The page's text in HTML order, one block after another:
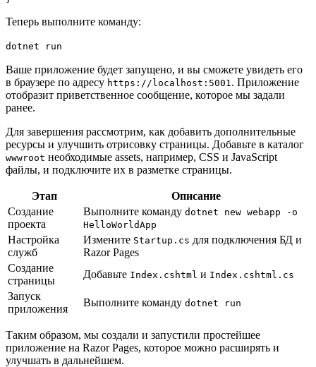
Теперь выполните команду:
dotnet run
Ваше приложение будет запущено, и вы сможете увидеть его
в браузере по адресу https://localhost:5001 . Приложение
отобразит приветственное сообщение, которое мы задали
ранее.
Для завершения рассмотрим, как добавить дополнительные
ресурсы и улучшить отрисовку страницы. Добавьте в каталог
wwwroot необходимые assets, например, CSS и JavaScript
файлы, и подключите их в разметке страницы.
Этап
Описание
Создание
проекта
Выполните команду dotnet new webapp -o
HelloWorldApp
Настройка
служб
Измените Startup.cs для подключения БД и
Razor Pages
Создание
страницы
Добавьте Index.cshtml и Index.cshtml.cs
Запуск
приложения
Выполните команду dotnet run
Таким образом, мы создали и запустили простейшее
приложение на Razor Pages, которое можно расширять и
улучшать в дальнейшем.